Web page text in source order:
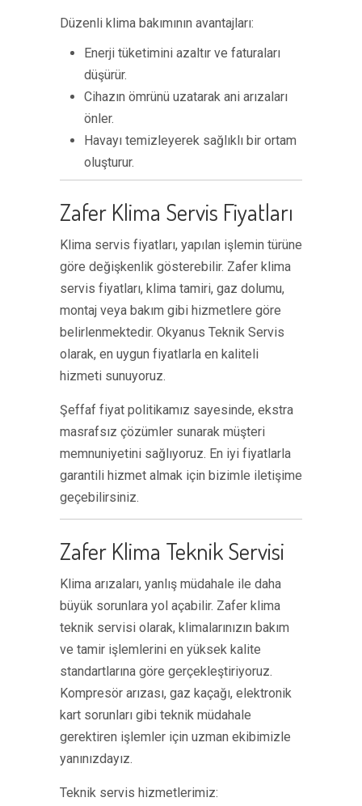
Düzenli klima bakımının avantajları:
Enerji tüketimini azaltır ve faturaları
düşürür.
Cihazın ömrünü uzatarak ani arızaları
önler.
Havayı temizleyerek sağlıklı bir ortam
oluşturur.
Zafer Klima Servis Fiyatları
Klima servis fiyatları, yapılan işlemin türüne
göre değişkenlik gösterebilir. Zafer klima
servis fiyatları, klima tamiri, gaz dolumu,
montaj veya bakım gibi hizmetlere göre
belirlenmektedir. Okyanus Teknik Servis
olarak, en uygun fiyatlarla en kaliteli
hizmeti sunuyoruz.
Şeffaf fiyat politikamız sayesinde, ekstra
masrafsız çözümler sunarak müşteri
memnuniyetini sağlıyoruz. En iyi fiyatlarla
garantili hizmet almak için bizimle iletişime
geçebilirsiniz.
Zafer Klima Teknik Servisi
Klima arızaları, yanlış müdahale ile daha
büyük sorunlara yol açabilir. Zafer klima
teknik servisi olarak, klimalarınızın bakım
ve tamir işlemlerini en yüksek kalite
standartlarına göre gerçekleştiriyoruz.
Kompresör arızası, gaz kaçağı, elektronik
kart sorunları gibi teknik müdahale
gerektiren işlemler için uzman ekibimizle
yanınızdayız.
Teknik servis hizmetlerimiz: